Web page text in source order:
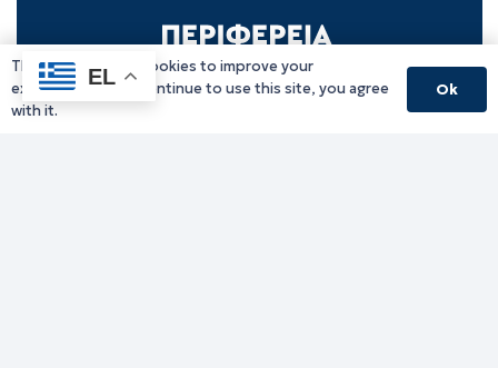
EL
This website uses cookies to improve your
experience. If you continue to use this site, you agree
with it.
Ok